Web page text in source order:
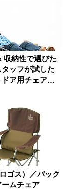
収納性で選びた
ッフが試した
ア用チェア・
ゴス）／バック
ムチェア